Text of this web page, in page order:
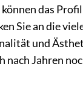
das
Sie an die
und
nach Jahren